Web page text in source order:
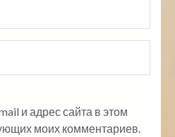
и адрес сайта в этом
моих комментариев.